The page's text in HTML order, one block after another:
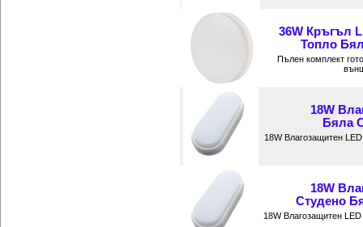
36W Кръгъл
Топло
Пълен комплект
18W
Бяла
18W Влагозащитен
18W
Студено
18W Влагозащитен